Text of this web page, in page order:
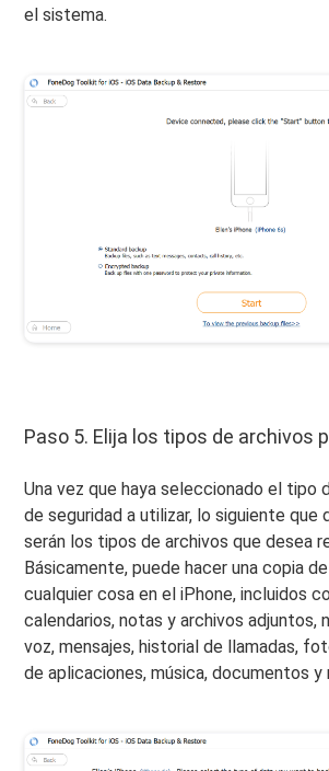
el sistema.
Paso 5. Elija los tipos de archivos
Una vez que haya seleccionado el tipo
de seguridad a utilizar, lo siguiente que
serán los tipos de archivos que desea
Básicamente, puede hacer una copia
cualquier cosa en el iPhone, incluidos
calendarios, notas y archivos adjuntos,
voz, mensajes, historial de llamadas,
de aplicaciones, música, documentos y